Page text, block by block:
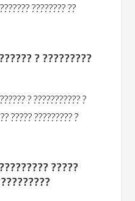
???????? ??
? ?????????
? ??????????? ?
????? ????????? ?
?????